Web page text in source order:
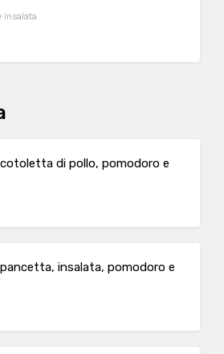
insalata
di pollo, pomodoro e
insalata, pomodoro e